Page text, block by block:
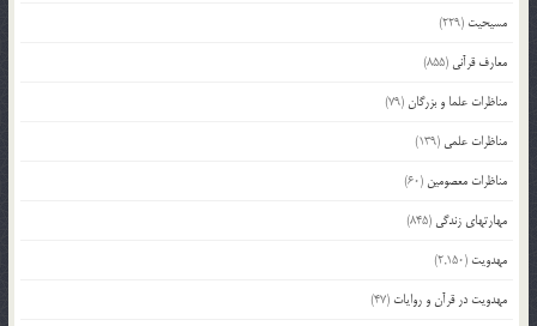
مسیحیت (229)
معارف قرآنی (855)
مناظرات علما و بزرگان(79)
مناظرات علمی (139)
مناظرات معصومین (60)
مهارتهای زندگی (845)
مهدویت (2,150)
مهدویت در قرآن و روایات (47)